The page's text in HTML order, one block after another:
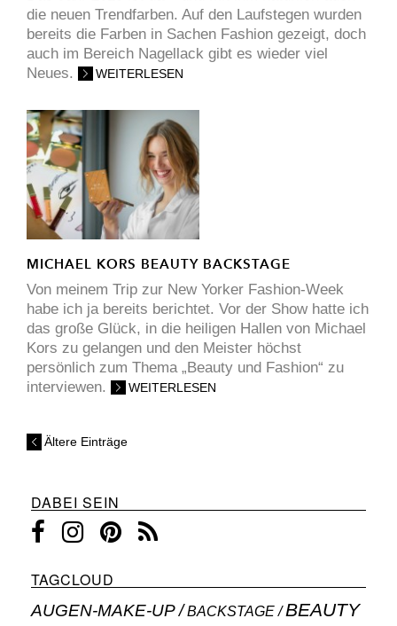
die neuen Trendfarben. Auf den Laufstegen wurden
bereits die Farben in Sachen Fashion gezeigt, doch
auch im Bereich Nagellack gibt es wieder viel
Neues.
WEITERLESEN
MICHAEL KORS BEAUTY BACKSTAGE
Von meinem Trip zur New Yorker Fashion-Week
habe ich ja bereits berichtet. Vor der Show hatte ich
das große Glück, in die heiligen Hallen von Michael
Kors zu gelangen und den Meister höchst
persönlich zum Thema „Beauty und Fashion“ zu
interviewen.
WEITERLESEN
Ältere Einträge
DABEI SEIN
TAGCLOUD
AUGEN-MAKE-UP BACKSTAGE BEAUTY